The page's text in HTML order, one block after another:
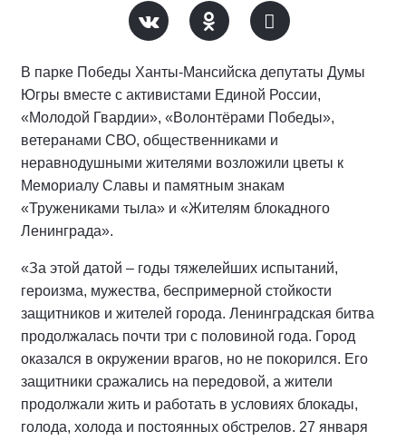
В парке Победы Ханты-Мансийска депутаты Думы
Югры вместе с активистами Единой России,
«Молодой Гвардии», «Волонтёрами Победы»,
ветеранами СВО, общественниками и
неравнодушными жителями возложили цветы к
Мемориалу Славы и памятным знакам
«Тружениками тыла» и «Жителям блокадного
Ленинграда».
«За этой датой – годы тяжелейших испытаний,
героизма, мужества, беспримерной стойкости
защитников и жителей города. Ленинградская битва
продолжалась почти три с половиной года. Город
оказался в окружении врагов, но не покорился. Его
защитники сражались на передовой, а жители
продолжали жить и работать в условиях блокады,
голода, холода и постоянных обстрелов. 27 января